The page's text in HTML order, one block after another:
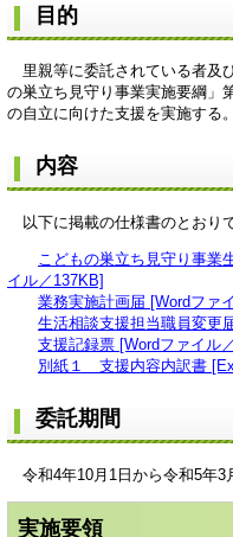
目的
里親等に委託されている者及
の巣立ち見守り事業実施要綱」
の自立に向けた支援を実施する。
内容
以下に掲載の仕様書のとおりで
こどもの巣立ち見守り事業
イル／137KB]
業務実施計画届 [Wordファ
生活相談支援担当職員変更
支援記録票 [Wordファイル
別紙１ 支援内容内訳書
委託期間
令和4年10月1日から令和5年3
実施要領